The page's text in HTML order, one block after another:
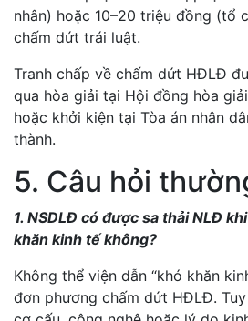
nhân) hoặc 10–20 triệu đồng (tổ
chấm dứt trái luật.
Tranh chấp về chấm dứt HĐLĐ
qua hòa giải tại Hội đồng hòa
hoặc khởi kiện tại Tòa án nhân
thành.
5. Câu hỏi
1. NSDLĐ có được sa thải NLĐ
khăn kinh tế không?
Không thể viện dẫn “khó khăn
đơn phương chấm dứt HĐLĐ.